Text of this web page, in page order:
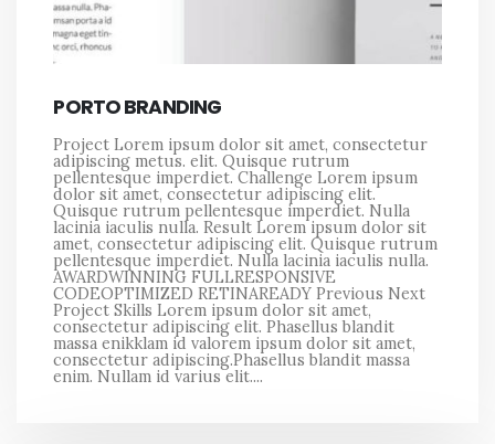
PORTO BRANDING
Project Lorem ipsum dolor sit amet, consectetur
adipiscing metus. elit. Quisque rutrum
pellentesque imperdiet. Challenge Lorem ipsum
dolor sit amet, consectetur adipiscing elit.
Quisque rutrum pellentesque imperdiet. Nulla
lacinia iaculis nulla. Result Lorem ipsum dolor sit
amet, consectetur adipiscing elit. Quisque rutrum
pellentesque imperdiet. Nulla lacinia iaculis nulla.
AWARDWINNING FULLRESPONSIVE
CODEOPTIMIZED RETINAREADY Previous Next
Project Skills Lorem ipsum dolor sit amet,
consectetur adipiscing elit. Phasellus blandit
massa enikklam id valorem ipsum dolor sit amet,
consectetur adipiscing.Phasellus blandit massa
enim. Nullam id varius elit....